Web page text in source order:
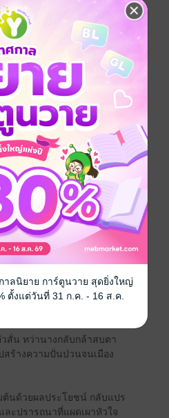
หมดที่มี พลิกกระดานหมากสี
เลือดตายทั้งเป็น!
ดีมีเมตตาหรือ นางจะกระชาก
างงานเลี้ยงให้คนทั้งเมือง
เสแสร้งบีบน้ำตาแย่งชิงคู่หมั้น
นั้นใส่พานประเคนให้ แล้วถีบ
ไปพร้อมกัน! บิดาที่เห็นแก่
ายเลือดหรือ นางจะเหยียบย่ำ
จนเขาต้องคุกเข่าอ้อนวอนขอ
าง!
รเป็นคมดาบ อาศัยกระแส
จุดสูงสุดแห่งอำนาจอย่างเย่อ
ลาดด้วยคาวเลือดและน้ำตา
ปช่วยชีวิตมัจจุราชที่กำลังบาด
ทางทหารนับแสน เขาคือบุรุษผู้
ศยิ่งกว่าสิ่งใด ทว่าตั้งแต่สตรีที่
วเข้ามาต่อรองและยื่นข้อเสนอ
ยตาไปจากนางได้อีกเลย
สั่น ทว่านางกลับกล้าสบตา
สร้างความปั่นป่วนจนเมือง
นด้วยผลประโยชน์ กลับแปร
ะปรารถนาที่แผดเผาหัวใจ
าลนิยาย การ์ตูนวาย สุดยิ่งใหญ่
ตั้งแต่วันที่ 31 ก.ค. - 16 ส.ค.